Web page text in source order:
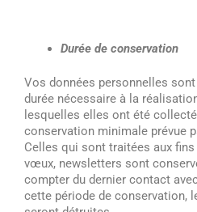
Durée de conservation
Vos données personnelles
durée nécessaire à la
lesquelles elles ont été
conservation minimale prévue
Celles qui sont traitées aux fins
vœux, newsletters sont
compter du dernier contact
cette période de conservation,